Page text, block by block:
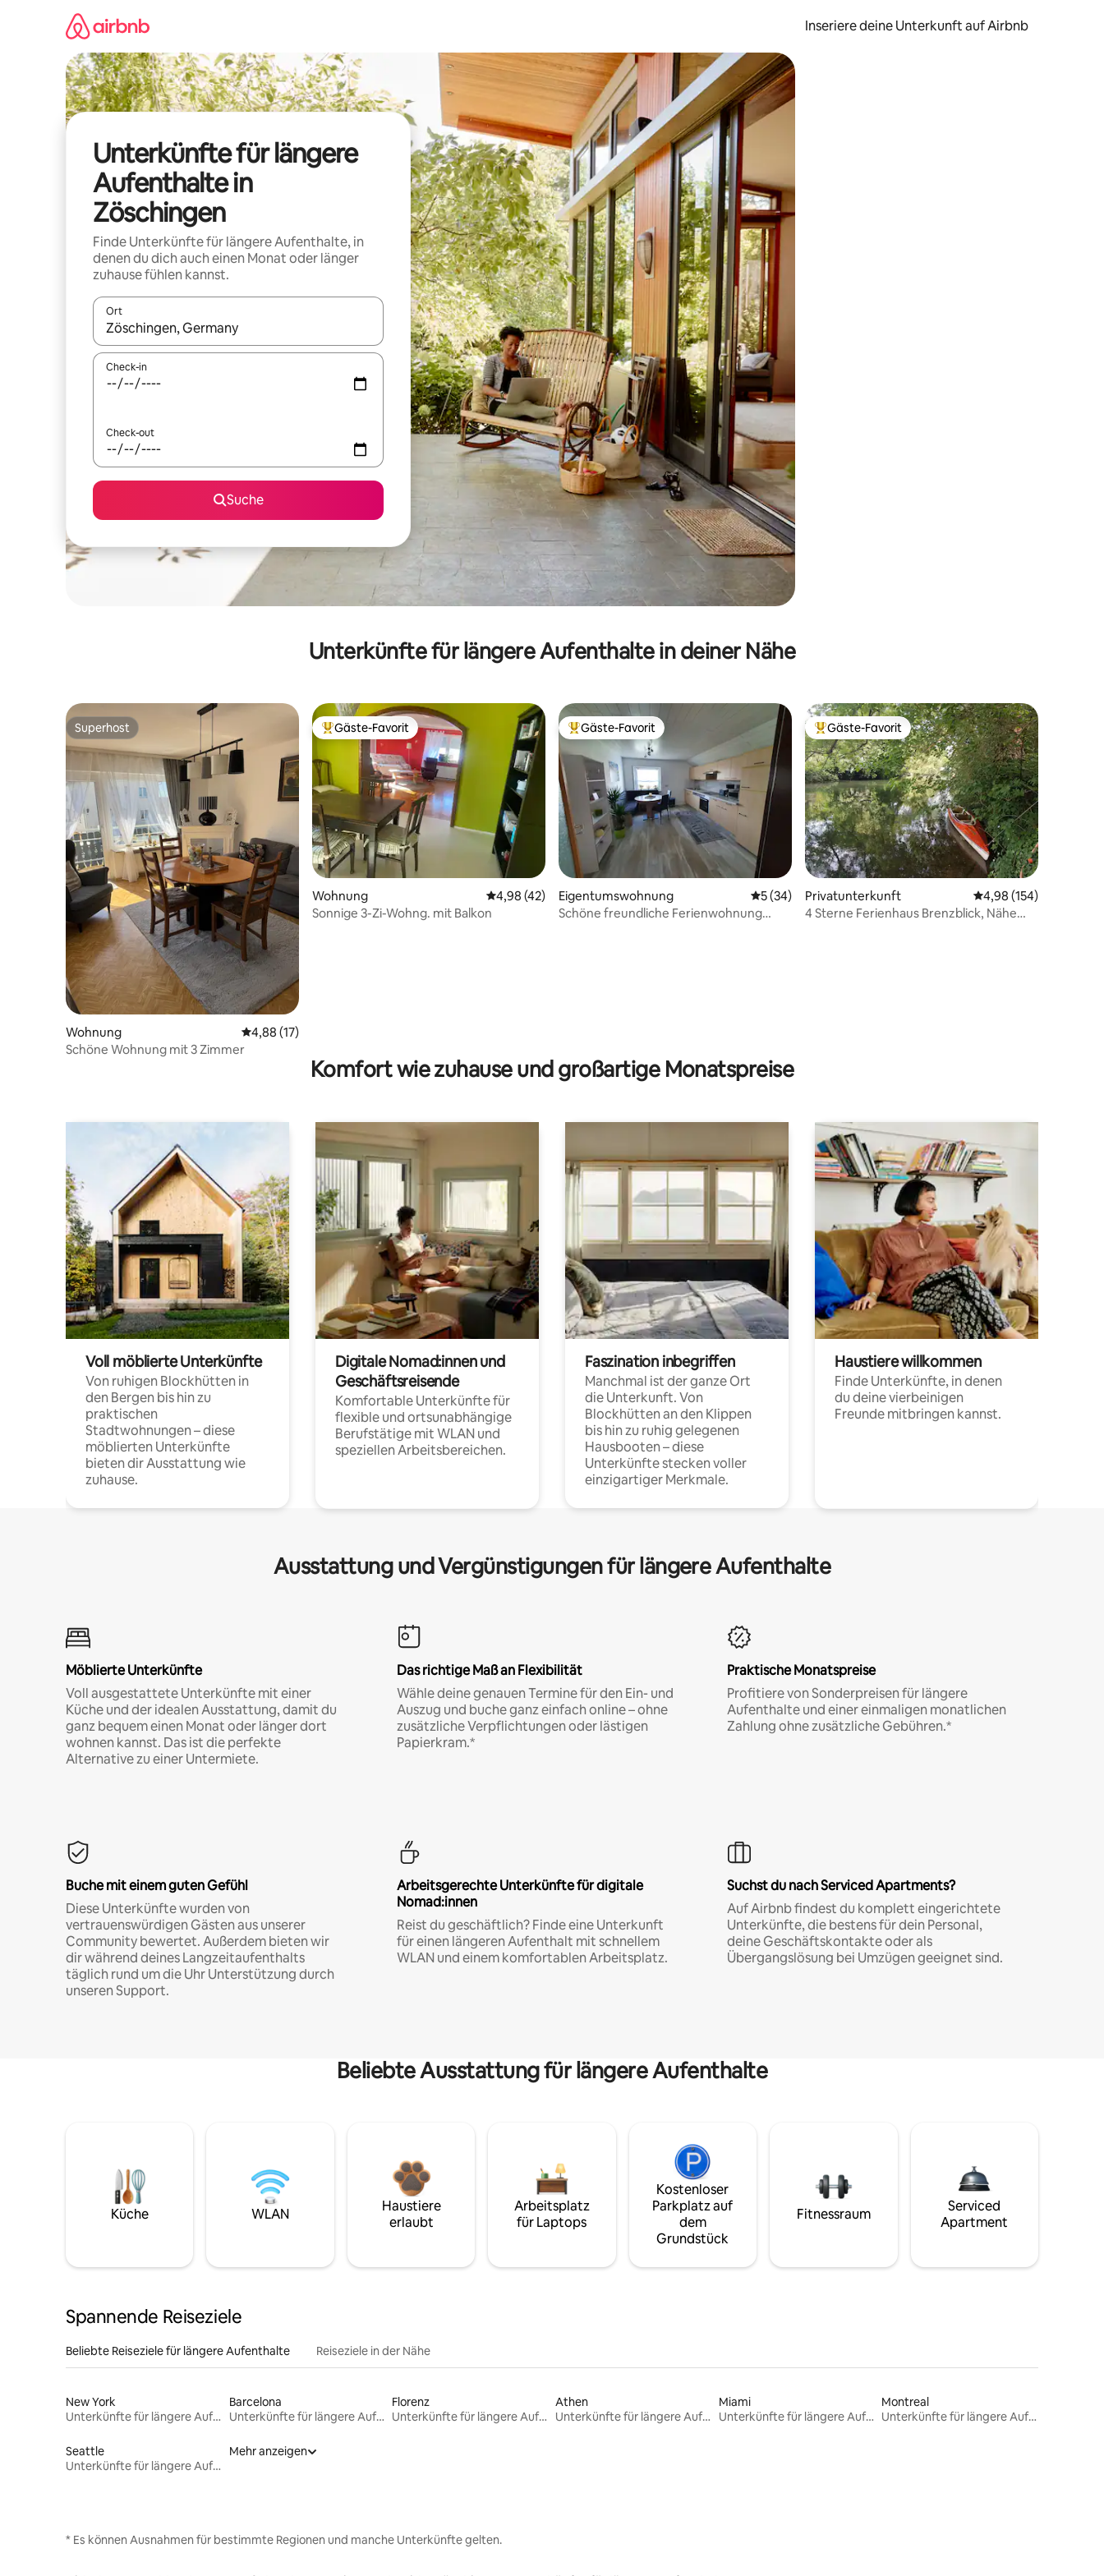
Inseriere deine Unterkunft auf Airbnb
Unterkünfte für längere
Aufenthalte in
Zöschingen
Finde Unterkünfte für längere Aufenthalte, in
denen du dich auch einen Monat oder länger
zuhause fühlen kannst.
Ort
Wenn Ergebnisse verfügbar sind, navigiere mit den Pfeiltasten nach oben und unten oder erkunde die Ergebnisse durch Berühren oder Wischgesten.
Check-in
Check-out
Suche
Unterkünfte für längere Aufenthalte in deiner Nähe
Superhost
Superhost
Wohnung Durchschnittliche Bewertung: 4,88 von 5, 17 Bewertungen
4,88 (17)
Schöne Wohnung mit 3 Zimmer
Beliebter Gäste-Favorit.
Gäste-Favorit
Wohnung Durchschnittliche Bewertung: 4,98 von 5, 42 Bewertungen
4,98 (42)
Sonnige 3-Zi-Wohng. mit Balkon
Beliebter Gäste-Favorit.
Gäste-Favorit
Eigentumswohnung Durchschnittliche Bewertung: 5 von 5, 34 Bewertungen
5 (34)
Schöne freundliche Ferienwohnung
Beliebter Gäste-Favorit.
Gäste-Favorit
Privatunterkunft Durchschnittliche
4,98 (154)
4 Sterne Ferienhaus Brenzblick, Nähe
Komfort wie zuhause und großartige Monatspreise
Voll möblierte Unterkünfte
Von ruhigen Blockhütten in
den Bergen bis hin zu
praktischen
Stadtwohnungen – diese
möblierten Unterkünfte
bieten dir Ausstattung wie
zuhause.
Digitale Nomad:innen und
Geschäftsreisende
Komfortable Unterkünfte für
flexible und ortsunabhängige
Berufstätige mit WLAN und
speziellen Arbeitsbereichen.
Faszination inbegriffen
Manchmal ist der ganze Ort
die Unterkunft. Von
Blockhütten an den Klippen
bis hin zu ruhig gelegenen
Hausbooten – diese
Unterkünfte stecken voller
einzigartiger Merkmale.
Haustiere willkommen
Finde Unterkünfte, in denen
du deine vierbeinigen
Freunde mitbringen kannst.
Ausstattung und Vergünstigungen für längere Aufenthalte
Möblierte Unterkünfte
Voll ausgestattete Unterkünfte mit einer
Küche und der idealen Ausstattung, damit du
ganz bequem einen Monat oder länger dort
wohnen kannst. Das ist die perfekte
Alternative zu einer Untermiete.
Das richtige Maß an Flexibilität
Wähle deine genauen Termine für den Ein- und
Auszug und buche ganz einfach online – ohne
zusätzliche Verpflichtungen oder lästigen
Papierkram.*
Praktische Monatspreise
Profitiere von Sonderpreisen für längere
Aufenthalte und einer einmaligen monatlichen
Zahlung ohne zusätzliche Gebühren.*
Buche mit einem guten Gefühl
Diese Unterkünfte wurden von
vertrauenswürdigen Gästen aus unserer
Community bewertet. Außerdem bieten wir
dir während deines Langzeitaufenthalts
täglich rund um die Uhr Unterstützung durch
unseren Support.
Arbeitsgerechte Unterkünfte für digitale
Nomad:innen
Reist du geschäftlich? Finde eine Unterkunft
für einen längeren Aufenthalt mit schnellem
WLAN und einem komfortablen Arbeitsplatz.
Suchst du nach Serviced Apartments?
Auf Airbnb findest du komplett eingerichtete
Unterkünfte, die bestens für dein Personal,
deine Geschäftskontakte oder als
Übergangslösung bei Umzügen geeignet sind.
Beliebte Ausstattung für längere Aufenthalte
Küche WLAN
Haustiere
erlaubt
Arbeitsplatz
für Laptops
Kostenloser
Parkplatz auf
dem
Grundstück
Fitnessraum
Serviced
Apartment
Spannende Reiseziele
Beliebte Reiseziele für längere Aufenthalte Reiseziele in der Nähe
New York
Unterkünfte für längere Aufenthalte
Barcelona
Unterkünfte für längere Aufenthalte
Florenz
Unterkünfte für längere Aufenthalte
Athen
Unterkünfte für längere Aufenthalte
Miami
Unterkünfte für längere Aufenthalte
Montreal
Unterkünfte für längere Aufenthalte
Seattle
Unterkünfte für längere Aufenthalte
Mehr anzeigen
* Es können Ausnahmen für bestimmte Regionen und manche Unterkünfte gelten.